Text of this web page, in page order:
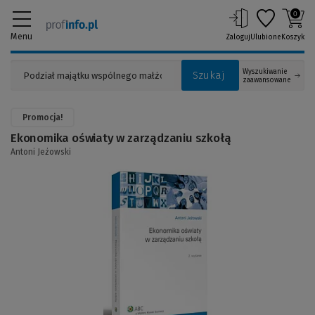
Menu
Szukaj
Wyszukiwanie
zaawansowane
ZalogujUlubione
0
Koszyk
Promocja!
Ekonomika oświaty w zarządzaniu szkołą
Antoni Jeżowski